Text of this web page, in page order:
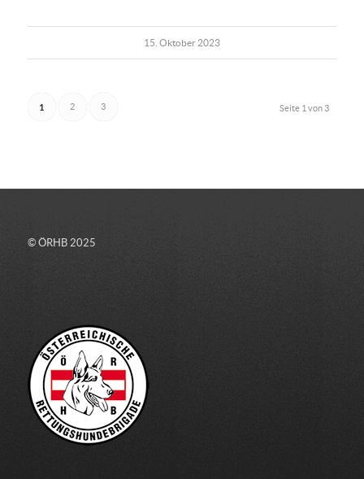
15. Oktober 2023
Seite 1 von 3
1 2 3
© ÖRHB 2025